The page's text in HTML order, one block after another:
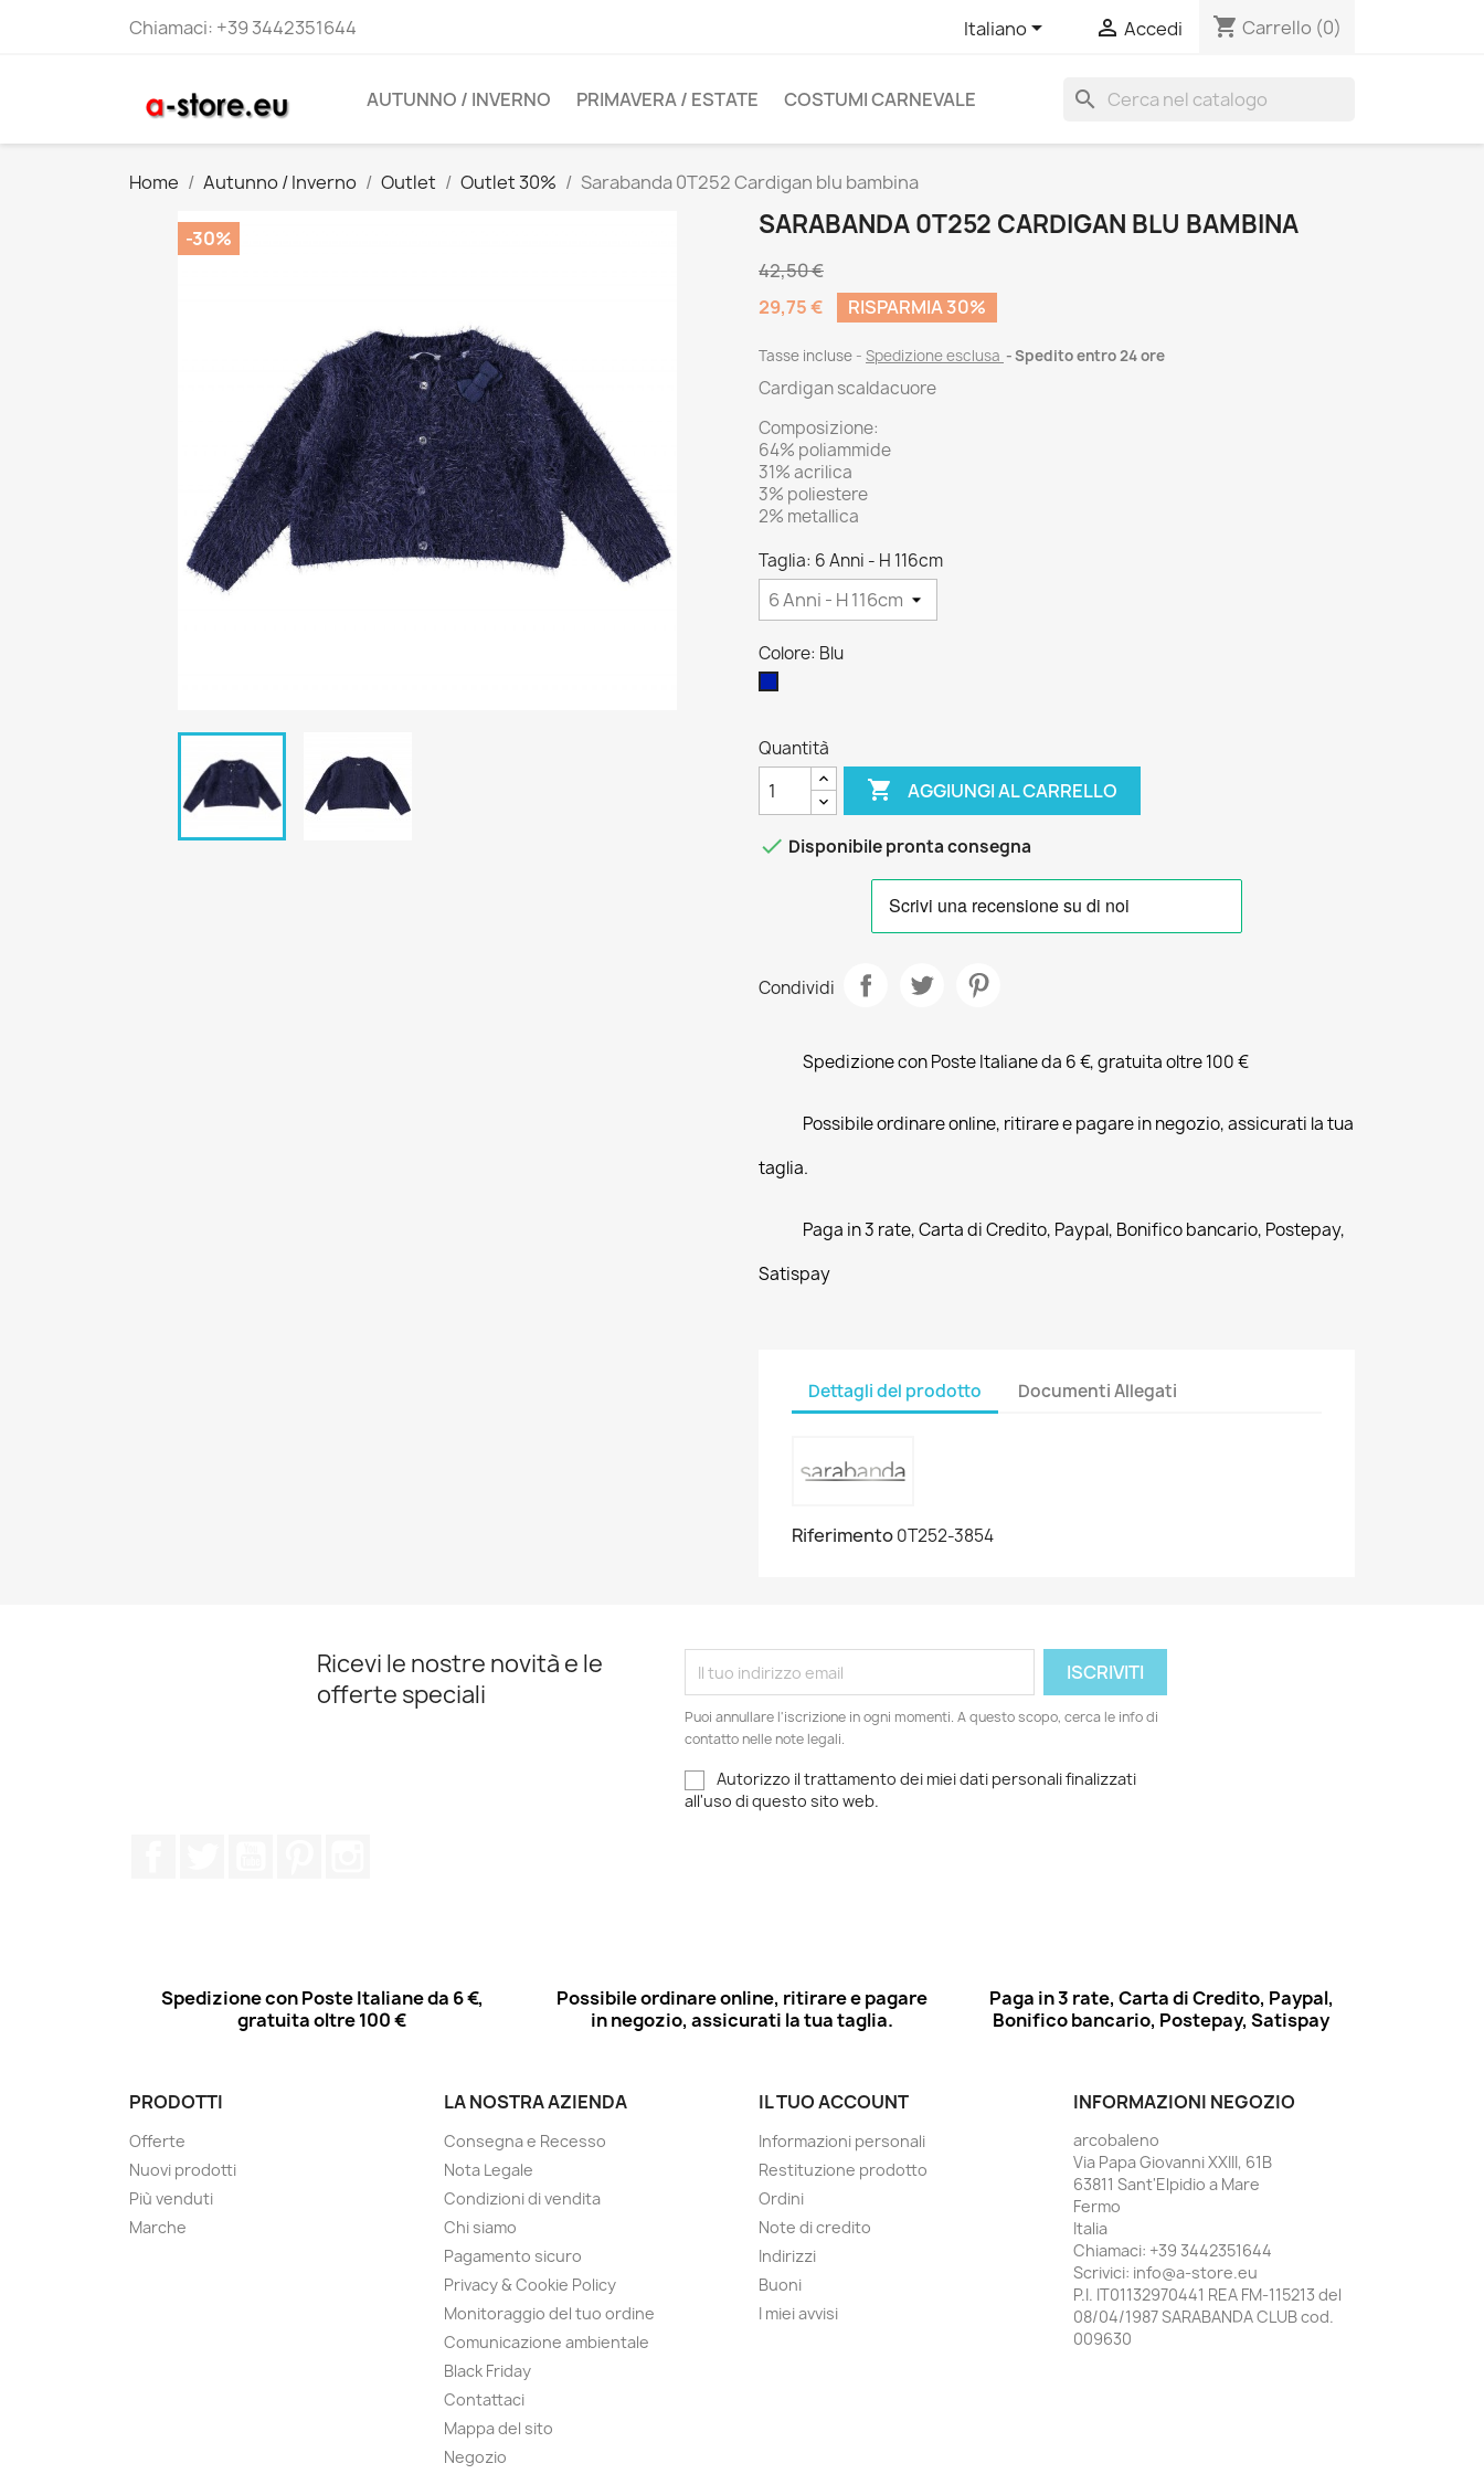
Chiamaci: +39 3442351644 Italiano  Accedi shopping_cart Carrello (0)
AUTUNNO / INVERNO PRIMAVERA / ESTATE COSTUMI CARNEVALE search
Home Autunno / Inverno Outlet Outlet 30% Sarabanda 0T252 Cardigan blu bambina
-30% SARABANDA 0T252 CARDIGAN BLU BAMBINA
42,50 €
29,75 €
RISPARMIA 30%
Tasse incluse Spedizione esclusa Spedito entro 24 ore
Cardigan scaldacuore
Composizione:
64% poliammide
31% acrilica
3% poliestere
2% metallica
Taglia: 6 Anni - H 116cm
Colore: Blu
Quantità
 AGGIUNGI AL CARRELLO
 Disponibile pronta consegna
Condividi
Spedizione con Poste Italiane da 6 €, gratuita oltre 100 €
Possibile ordinare online, ritirare e pagare in negozio, assicurati la tua
taglia.
Paga in 3 rate, Carta di Credito, Paypal, Bonifico bancario, Postepay,
Satispay
Dettagli del prodotto Documenti Allegati
Riferimento0T252-3854
Ricevi le nostre novità e le
offerte speciali
Puoi annullare l'iscrizione in ogni momenti. A questo scopo, cerca le info di
contatto nelle note legali.
Autorizzo il trattamento dei miei dati personali finalizzati
all'uso di questo sito web.
Spedizione con Poste Italiane da 6 €,
gratuita oltre 100 €
Possibile ordinare online, ritirare e pagare
in negozio, assicurati la tua taglia.
Paga in 3 rate, Carta di Credito, Paypal,
Bonifico bancario, Postepay, Satispay
PRODOTTI
Offerte
Nuovi prodotti
Più venduti
Marche
LA NOSTRA AZIENDA
Consegna e Recesso
Nota Legale
Condizioni di vendita
Chi siamo
Pagamento sicuro
Privacy & Cookie Policy
Monitoraggio del tuo ordine
Comunicazione ambientale
Black Friday
Contattaci
Mappa del sito
Negozio
IL TUO ACCOUNT
Informazioni personali
Restituzione prodotto
Ordini
Note di credito
Indirizzi
Buoni
I miei avvisi
INFORMAZIONI NEGOZIO
arcobaleno
Via Papa Giovanni XXIII, 61B
63811 Sant'Elpidio a Mare
Fermo
Italia
Chiamaci: +39 3442351644
Scrivici: info@a-store.eu
P.I. IT01132970441 REA FM-115213 del
08/04/1987 SARABANDA CLUB cod.
009630